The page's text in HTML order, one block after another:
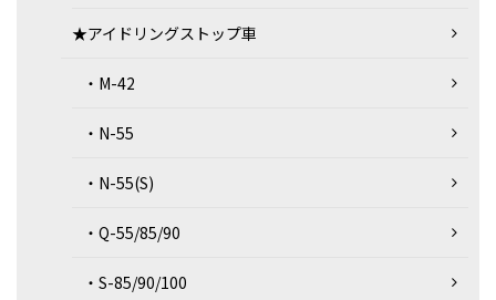
★アイドリングストップ車
・M-42
・N-55
・N-55(S)
・Q-55/85/90
・S-85/90/100